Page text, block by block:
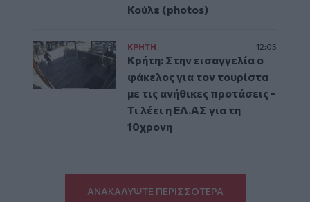
Κούλε (photos)
ΚΡΗΤΗ 12:05
Κρήτη: Στην εισαγγελία ο
φάκελος για τον τουρίστα
με τις ανήθικες προτάσεις -
Τι λέει η ΕΛ.ΑΣ για τη
10χρονη
ΑΝΑΚΑΛΥΨΤΕ ΠΕΡΙΣΣΟΤΕΡΑ